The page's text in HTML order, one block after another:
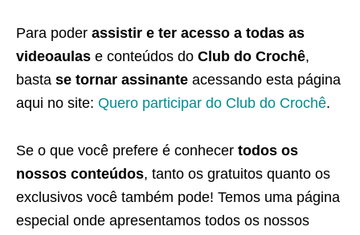
Para poder assistir e ter acesso a todas as
videoaulas e conteúdos do Club do Crochê,
basta se tornar assinante acessando esta página
aqui no site: Quero participar do Club do Crochê.
Se o que você prefere é conhecer todos os
nossos conteúdos, tanto os gratuitos quanto os
exclusivos você também pode! Temos uma página
especial onde apresentamos todos os nossos